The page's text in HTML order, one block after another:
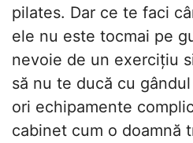
pilates. Dar ce te faci
ele nu este tocmai pe
nevoie de un exercițiu
să nu te ducă cu
ori echipamente
cabinet cum o doamnă